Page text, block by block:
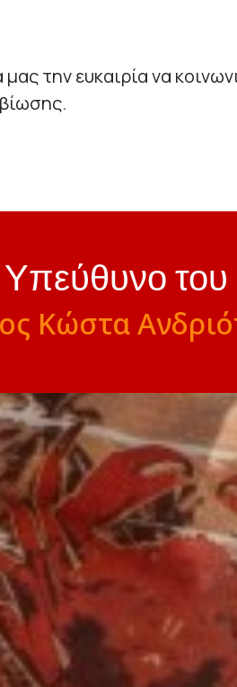
την ευκαιρία να
του
Κώστα